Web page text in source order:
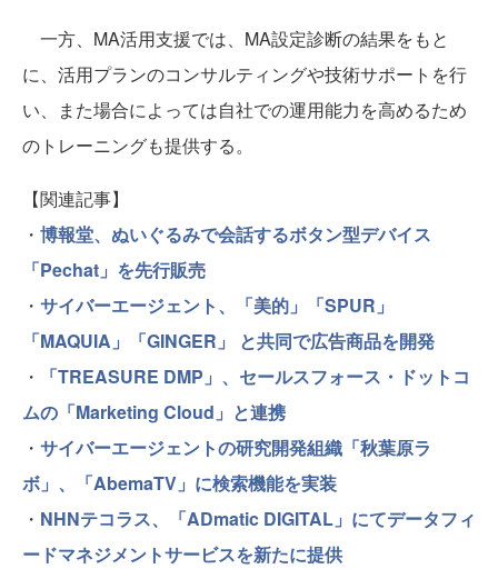
一方、MA活用支援では、MA設定診断の結果をもと
に、活用プランのコンサルティングや技術サポートを行
い、また場合によっては自社での運用能力を高めるため
のトレーニングも提供する。
【関連記事】
・ 博報堂、ぬいぐるみで会話するボタン型デバイス
「Pechat」を先行販売
・ サイバーエージェント、「美的」「SPUR」
「MAQUIA」「GINGER」 と共同で広告商品を開発
・
「TREASURE DMP」、セールスフォース・ドットコ
ムの「Marketing Cloud」と連携
・ サイバーエージェントの研究開発組織「秋葉原ラ
ボ」、「AbemaTV」に検索機能を実装
・ NHNテコラス、「ADmatic DIGITAL」にてデータフィ
ードマネジメントサービスを新たに提供